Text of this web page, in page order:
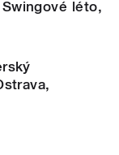
léto,